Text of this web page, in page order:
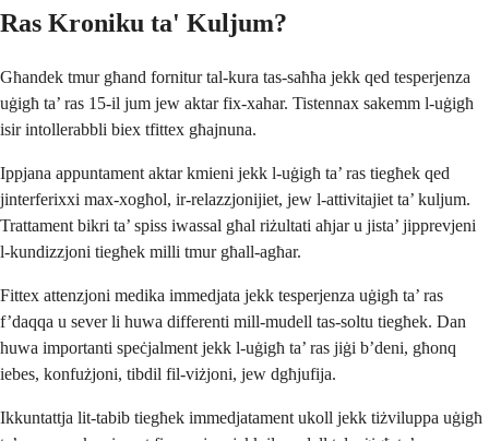
Ras Kroniku ta' Kuljum?
Għandek tmur għand fornitur tal-kura tas-saħħa jekk qed tesperjenza
uġigħ ta’ ras 15-il jum jew aktar fix-xahar. Tistennax sakemm l-uġigħ
isir intollerabbli biex tfittex għajnuna.
Ippjana appuntament aktar kmieni jekk l-uġigħ ta’ ras tiegħek qed
jinterferixxi max-xogħol, ir-relazzjonijiet, jew l-attivitajiet ta’ kuljum.
Trattament bikri ta’ spiss iwassal għal riżultati aħjar u jista’ jipprevjeni
l-kundizzjoni tiegħek milli tmur għall-agħar.
Fittex attenzjoni medika immedjata jekk tesperjenza uġigħ ta’ ras
f’daqqa u sever li huwa differenti mill-mudell tas-soltu tiegħek. Dan
huwa importanti speċjalment jekk l-uġigħ ta’ ras jiġi b’deni, għonq
iebes, konfużjoni, tibdil fil-viżjoni, jew dgħjufija.
Ikkuntattja lit-tabib tiegħek immedjatament ukoll jekk tiżviluppa uġigħ